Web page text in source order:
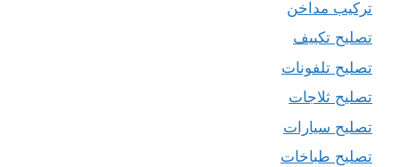
تركيب مداخن
تصليح تكييف
تصليح تلفونات
تصليح ثلاجات
تصليح سيارات
تصليح طباخات